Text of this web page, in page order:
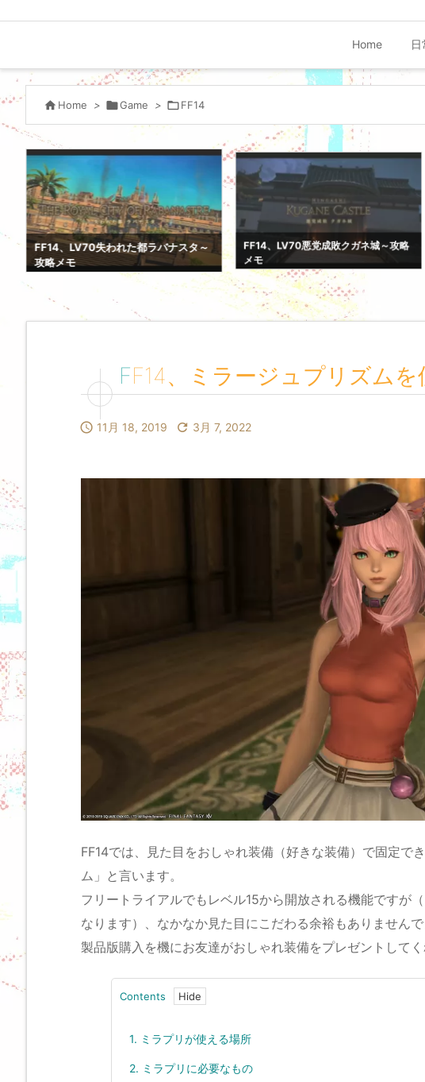
Home 日
 Home > Game > FF14
FF14、LV70失われた都ラバナスタ～
攻略メモ
FF14、LV70悪党成敗クガネ城～攻略
メモ
FF14、ミラージュプリズム
 11月 18, 2019  3月 7, 2022
FF14では、見た目をおしゃれ装備（好きな装備）で固定で
ム」と言います。
フリートライアルでもレベル15から開放される機能ですが
なります）、なかなか見た目にこだわる余裕もありませんで
製品版購入を機にお友達がおしゃれ装備をプレゼントして
Contents
1. ミラプリが使える場所
2. ミラプリに必要なもの